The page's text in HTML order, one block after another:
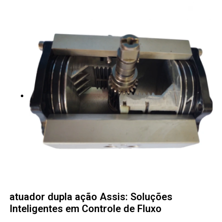
atuador dupla ação Assis: Soluções
Inteligentes em Controle de Fluxo